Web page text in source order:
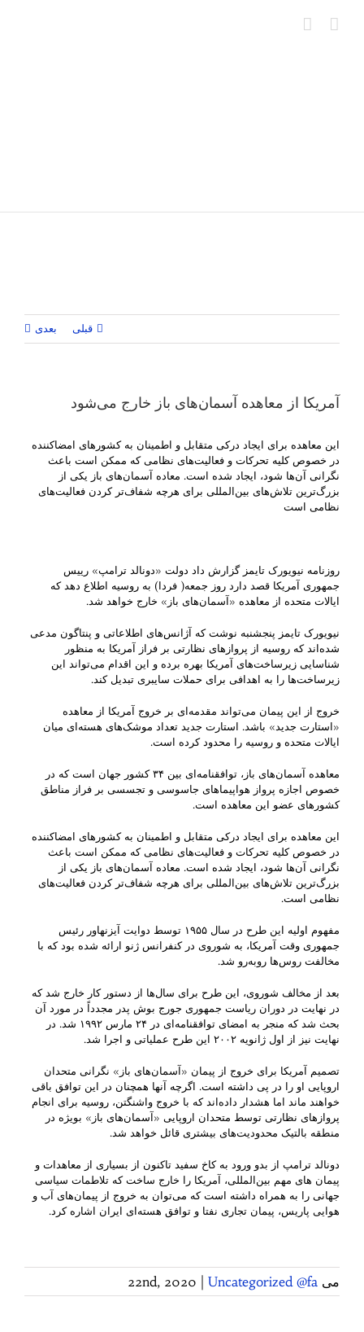
قبلی بعدی
آمریکا از معاهده آسمان‌های باز خارج می‌شود
این معاهده برای ایجاد درکی متقابل و اطمینان به کشورهای امضاکننده
در خصوص کلیه تحرکات و فعالیت‌های نظامی که ممکن است باعث
نگرانی آن‌ها شود، ایجاد شده است. معاده آسمان‌های باز یکی از
بزرگ‌ترین تلاش‌های بین‌المللی برای هرچه شفاف‌تر کردن فعالیت‌های
نظامی است
روزنامه نیویورک تایمز گزارش داد دولت «دونالد ترامپ» رییس
جمهوری آمریکا قصد دارد روز جمعه( فردا) به روسیه اطلاع دهد که
ایالات متحده از معاهده «آسمان‌های باز» خارج خواهد شد.
نیویورک تایمز پنجشنبه نوشت که آژانس‌های اطلاعاتی و پنتاگون مدعی
شده‌اند که روسیه از پروازهای نظارتی بر فراز آمریکا به منظور
شناسایی زیرساخت‌های آمریکا بهره برده و این اقدام می‌تواند این
زیرساخت‌ها را به اهدافی برای حملات سایبری تبدیل کند.
خروج از این پیمان می‌تواند مقدمه‌ای بر خروج آمریکا از معاهده
«استارت جدید» باشد. استارت جدید تعداد موشک‌های هسته‌ای میان
ایالات متحده و روسیه را محدود کرده است.
معاهده آسمان‌های باز، توافقنامه‌ای بین ۳۴ کشور جهان است که در
خصوص اجازه پرواز هواپیماهای جاسوسی و تجسسی بر فراز مناطق
کشورهای عضو این معاهده است.
این معاهده برای ایجاد درکی متقابل و اطمینان به کشورهای امضاکننده
در خصوص کلیه تحرکات و فعالیت‌های نظامی که ممکن است باعث
نگرانی آن‌ها شود، ایجاد شده است. معاده آسمان‌های باز یکی از
بزرگ‌ترین تلاش‌های بین‌المللی برای هرچه شفاف‌تر کردن فعالیت‌های
نظامی است.
مفهوم اولیه این طرح در سال ۱۹۵۵ توسط دوایت آیزنهاور رئیس
جمهوری وقت آمریکا، به شوروی در کنفرانس ژنو ارائه شده بود که با
مخالفت روس‌ها روبه‌رو شد.
بعد از مخالف شوروی، این طرح برای سال‌ها از دستور کار خارج شد که
در نهایت در دوران ریاست جمهوری جورج بوش پدر مجدداً در مورد آن
بحث شد که منجر به امضای توافقنامه‌ای در ۲۴ مارس ۱۹۹۲ شد. در
نهایت نیز از اول ژانویه ۲۰۰۲ این طرح عملیاتی و اجرا شد.
تصمیم آمریکا برای خروج از پیمان «آسمان‌های باز» نگرانی متحدان
اروپایی او را در پی داشته است. اگرچه آنها همچنان در این توافق باقی
خواهند ماند اما هشدار داده‌اند که با خروج واشنگتن، روسیه برای انجام
پروازهای نظارتی توسط متحدان اروپایی «آسمان‌های باز» بویژه در
منطقه بالتیک محدودیت‌های بیشتری قائل خواهد شد.
دونالد ترامپ از بدو ورود به کاخ سفید تاکنون از بسیاری از معاهدات و
پیمان های مهم بین‌المللی، آمریکا را خارج ساخت که تلاطمات سیاسی
جهانی را به همراه داشته است که می‌توان به خروج از پیمان‌های آب و
هوایی پاریس، پیمان تجاری نفتا و توافق هسته‌ای ایران اشاره کرد.
می 22nd, 2020 Uncategorized @fa